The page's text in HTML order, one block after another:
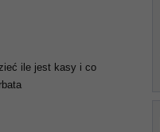
ile jest kasy i co